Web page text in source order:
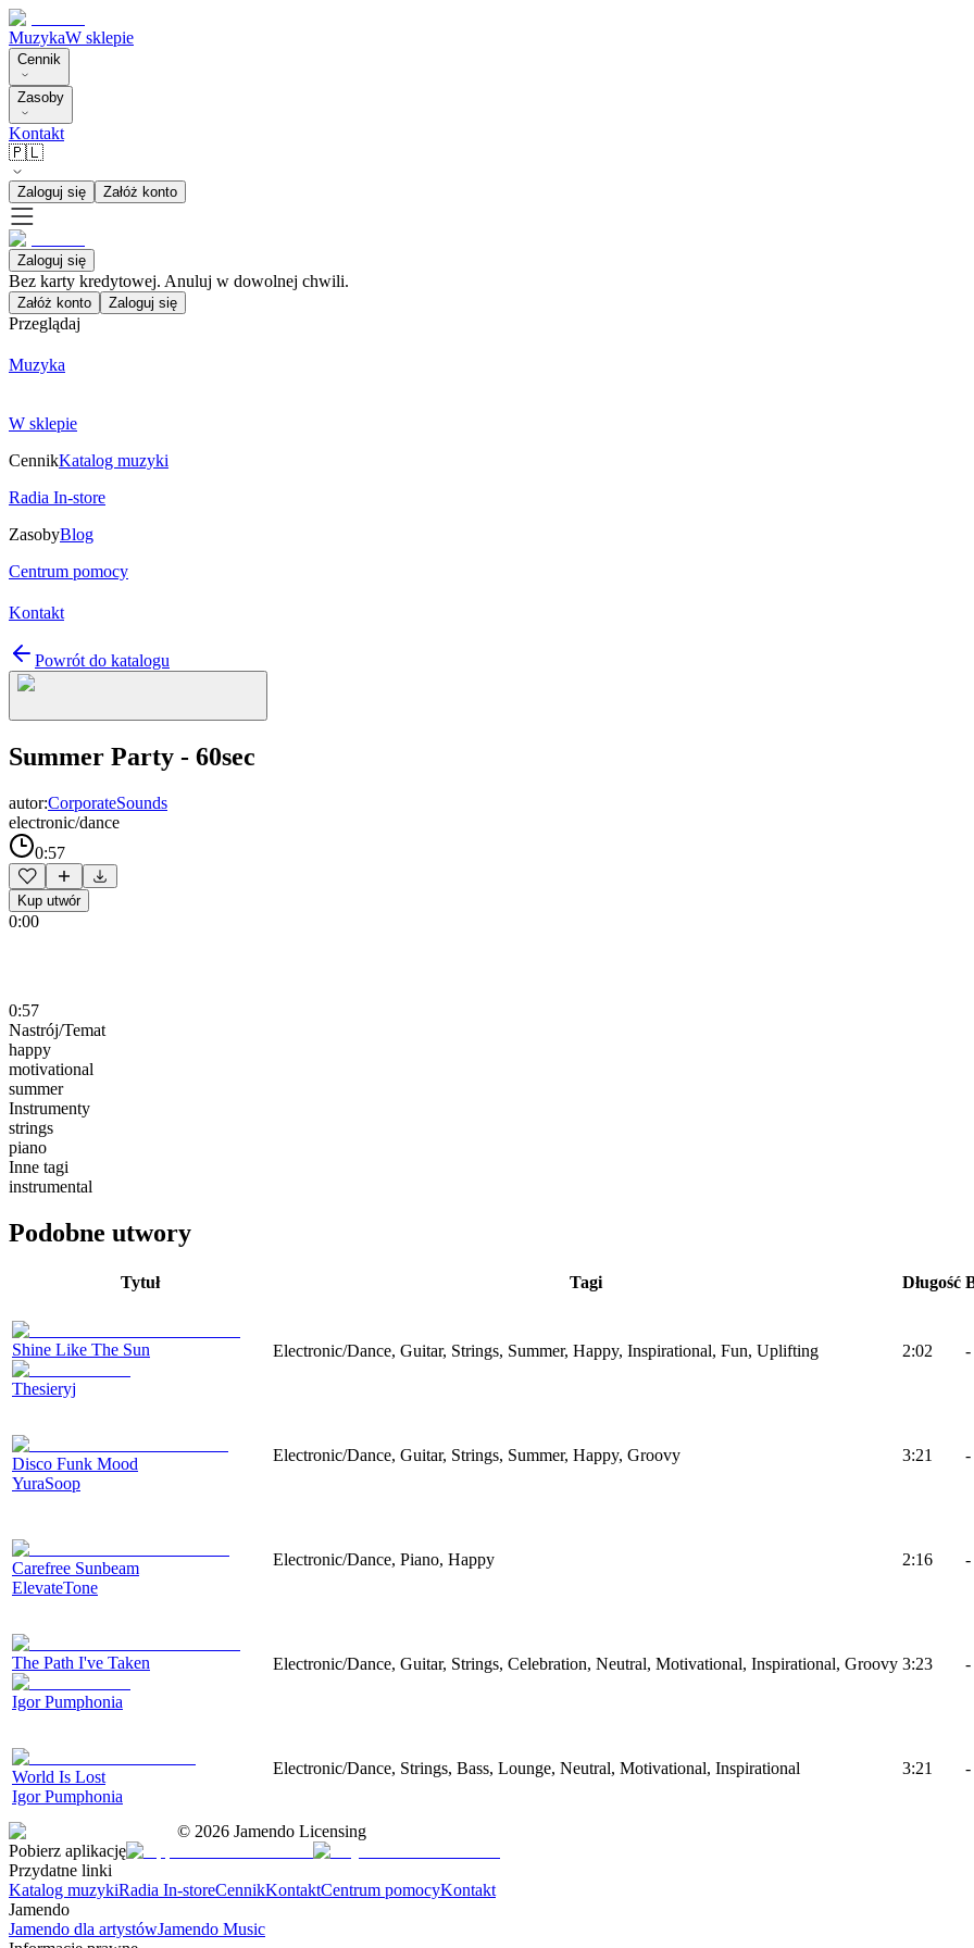
MuzykaW sklepie
Cennik
Zasoby
Kontakt
🇵🇱
Zaloguj się Załóż konto
Zaloguj się
Bez karty kredytowej. Anuluj w dowolnej chwili.
Załóż konto Zaloguj się
Przeglądaj
Muzyka
W sklepie
CennikKatalog muzyki
Radia In-store
ZasobyBlog
Centrum pomocy
Kontakt
Powrót do katalogu
Summer Party - 60sec
autor:CorporateSounds
electronic/dance
0:57
Kup utwór
0:00
0:57
Nastrój/Temat
happy
motivational
summer
Instrumenty
strings
piano
Inne tagi
instrumental
Podobne utwory
Tytuł Tagi Długość
Shine Like The Sun
Thesieryj
Electronic/Dance, Guitar, Strings, Summer, Happy, Inspirational, Fun, Uplifting 2:02 -
Disco Funk Mood
YuraSoop
Electronic/Dance, Guitar, Strings, Summer, Happy, Groovy 3:21 -
Carefree Sunbeam
ElevateTone
Electronic/Dance, Piano, Happy 2:16 -
The Path I've Taken
Igor Pumphonia
Electronic/Dance, Guitar, Strings, Celebration, Neutral, Motivational, Inspirational, Groovy 3:23 -
World Is Lost
Igor Pumphonia
Electronic/Dance, Strings, Bass, Lounge, Neutral, Motivational, Inspirational 3:21 -
© 2026 Jamendo Licensing
Pobierz aplikację
Przydatne linki
Katalog muzykiRadia In-storeCennikKontaktCentrum pomocyKontakt
Jamendo
Jamendo dla artystówJamendo Music